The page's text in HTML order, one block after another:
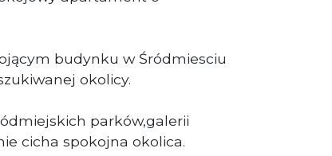
budynku w Śródmiesciu
okolicy.
parków,galerii
cicha spokojna okolica.